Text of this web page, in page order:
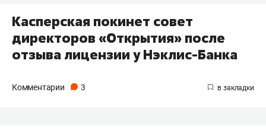
Касперская покинет совет
директоров «Открытия» после
отзыва лицензии у Нэклис-Банка
Комментарии 3